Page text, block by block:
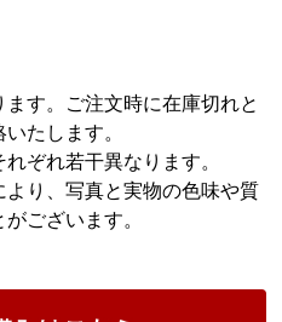
す。ご注文時に在庫切れと
たします。
ぞれ若干異なります。
より、写真と実物の色味や質
ございます。